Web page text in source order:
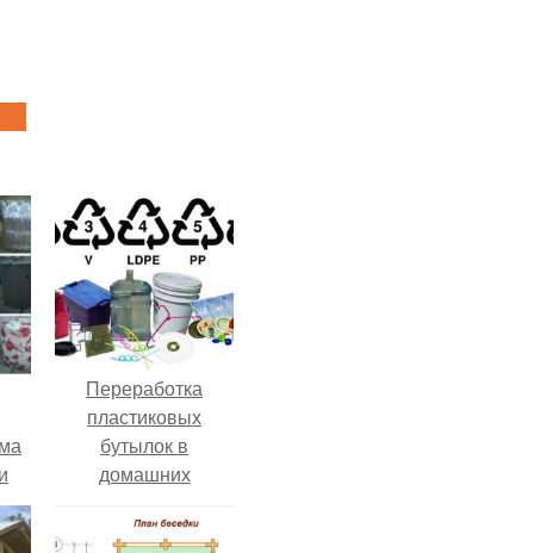
Переработка
пластиковых
бутылок в
домашних
Разрешенные виды